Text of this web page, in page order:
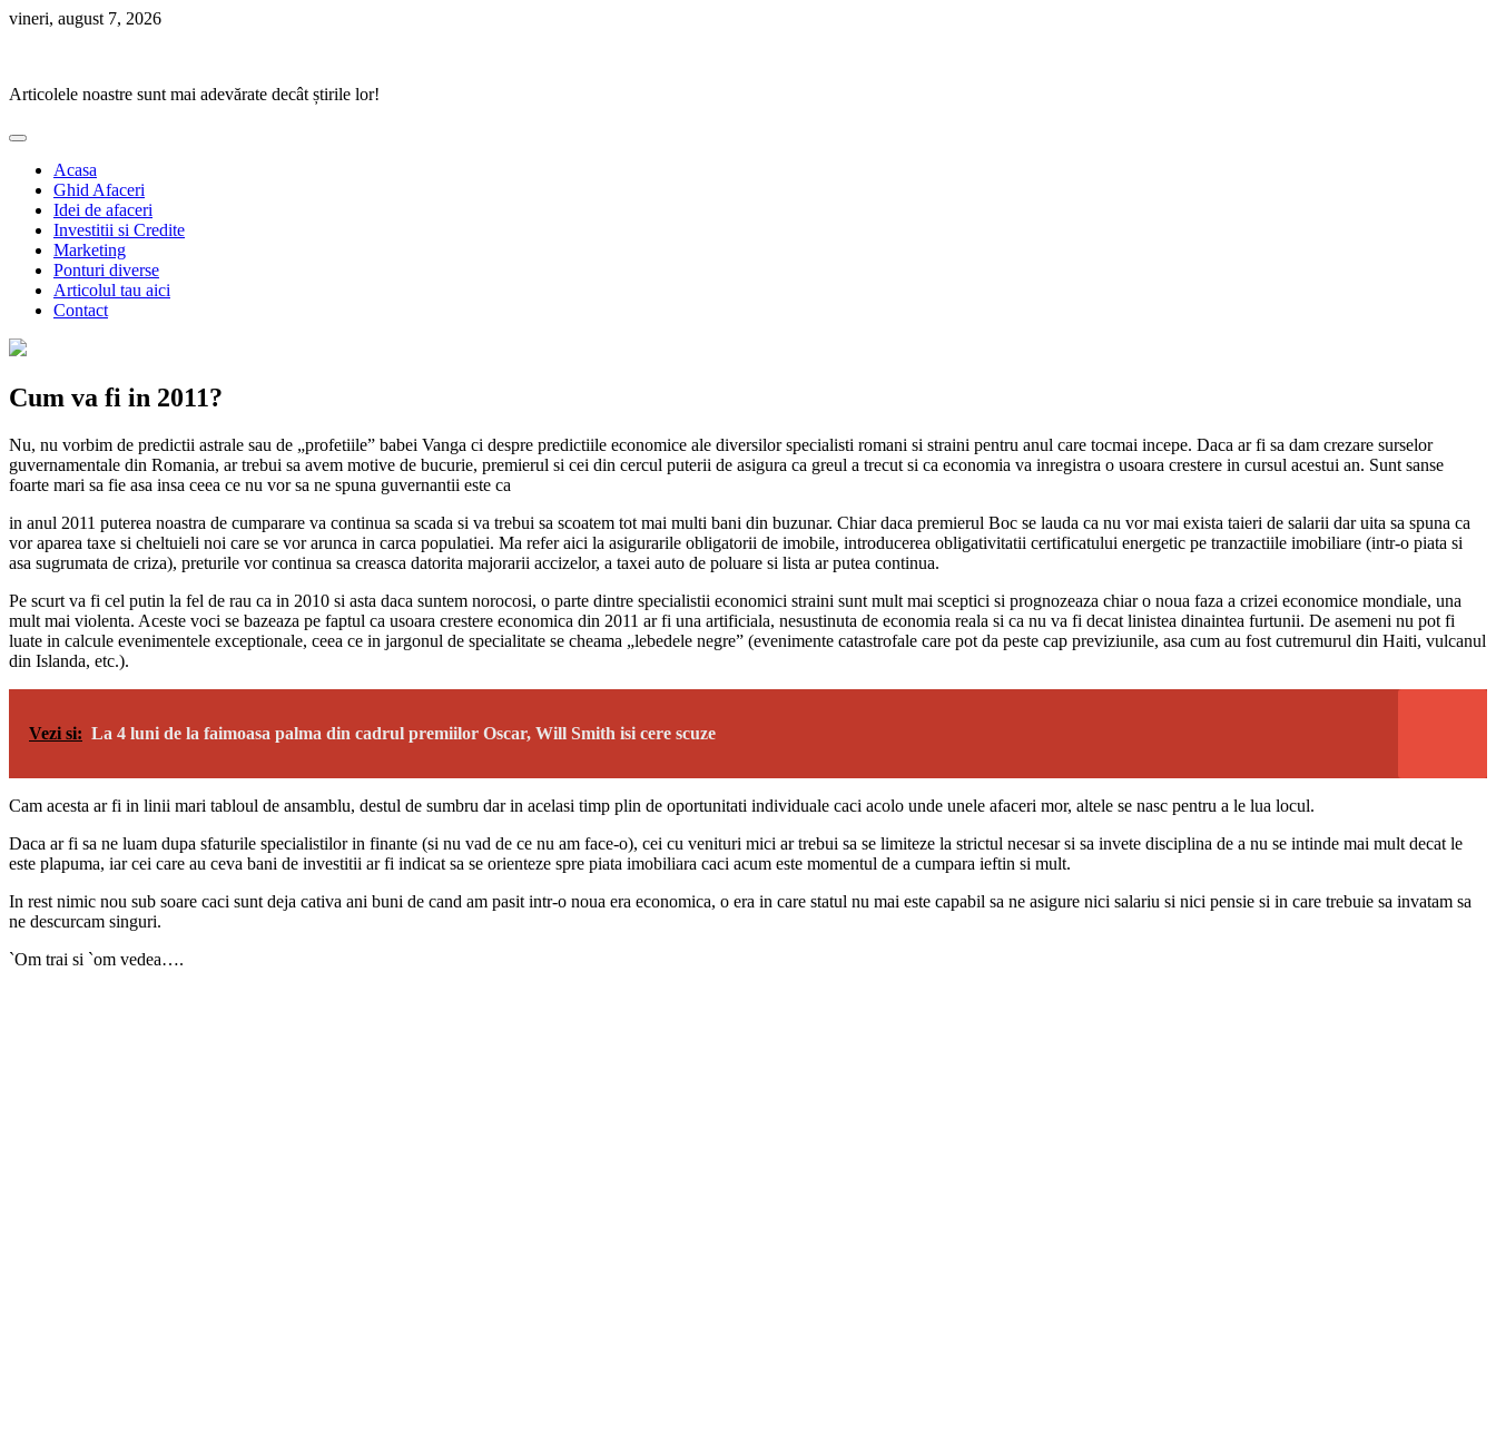
Skip
vineri, august 7, 2026
Articolele noastre sunt mai adevărate decât știrile lor!
Acasa
Ghid Afaceri
Idei de afaceri
Investitii si Credite
Marketing
Ponturi diverse
Articolul tau aici
Contact
Cum va fi in 2011?
Nu, nu vorbim de predictii astrale sau de „profetiile” babei Vanga ci despre predictiile economice ale diversilor specialisti romani si straini pentru anul care tocmai incepe. Daca ar fi sa dam crezare surselor
guvernamentale din Romania, ar trebui sa avem motive de bucurie, premierul si cei din cercul puterii de asigura ca greul a trecut si ca economia va inregistra o usoara crestere in cursul acestui an. Sunt sanse
foarte mari sa fie asa insa ceea ce nu vor sa ne spuna guvernantii este ca
in anul 2011 puterea noastra de cumparare va continua sa scada si va trebui sa scoatem tot mai multi bani din buzunar. Chiar daca premierul Boc se lauda ca nu vor mai exista taieri de salarii dar uita sa spuna ca
vor aparea taxe si cheltuieli noi care se vor arunca in carca populatiei. Ma refer aici la asigurarile obligatorii de imobile, introducerea obligativitatii certificatului energetic pe tranzactiile imobiliare (intr-o piata si
asa sugrumata de criza), preturile vor continua sa creasca datorita majorarii accizelor, a taxei auto de poluare si lista ar putea continua.
Pe scurt va fi cel putin la fel de rau ca in 2010 si asta daca suntem norocosi, o parte dintre specialistii economici straini sunt mult mai sceptici si prognozeaza chiar o noua faza a crizei economice mondiale, una
mult mai violenta. Aceste voci se bazeaza pe faptul ca usoara crestere economica din 2011 ar fi una artificiala, nesustinuta de economia reala si ca nu va fi decat linistea dinaintea furtunii. De asemeni nu pot fi
luate in calcule evenimentele exceptionale, ceea ce in jargonul de specialitate se cheama „lebedele negre” (evenimente catastrofale care pot da peste cap previziunile, asa cum au fost cutremurul din Haiti, vulcanul
din Islanda, etc.).
Vezi si: La 4 luni de la faimoasa palma din cadrul premiilor Oscar, Will Smith isi cere scuze
Cam acesta ar fi in linii mari tabloul de ansamblu, destul de sumbru dar in acelasi timp plin de oportunitati individuale caci acolo unde unele afaceri mor, altele se nasc pentru a le lua locul.
Daca ar fi sa ne luam dupa sfaturile specialistilor in finante (si nu vad de ce nu am face-o), cei cu venituri mici ar trebui sa se limiteze la strictul necesar si sa invete disciplina de a nu se intinde mai mult decat le
este plapuma, iar cei care au ceva bani de investitii ar fi indicat sa se orienteze spre piata imobiliara caci acum este momentul de a cumpara ieftin si mult.
In rest nimic nou sub soare caci sunt deja cativa ani buni de cand am pasit intr-o noua era economica, o era in care statul nu mai este capabil sa ne asigure nici salariu si nici pensie si in care trebuie sa invatam sa
ne descurcam singuri.
`Om trai si `om vedea….